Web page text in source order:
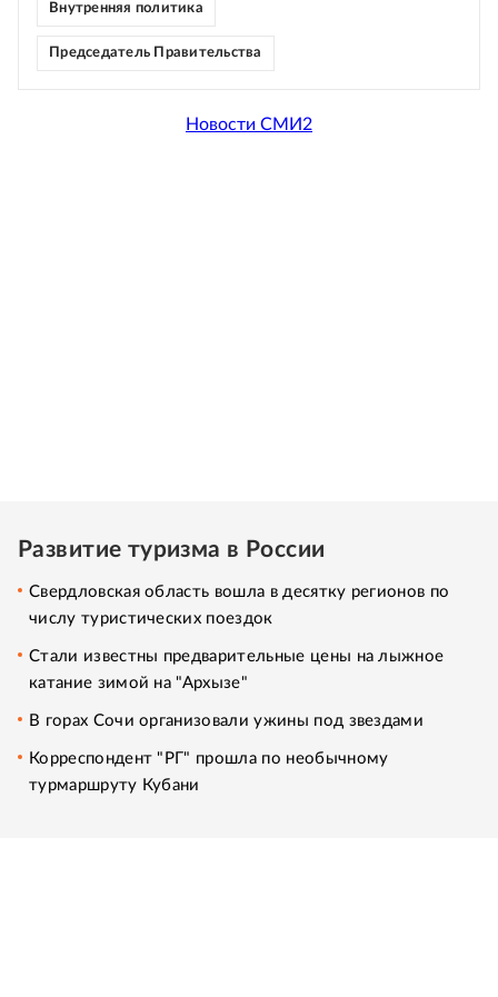
Внутренняя политика
Председатель Правительства
Новости СМИ2
Развитие туризма в России
Свердловская область вошла в десятку регионов по
числу туристических поездок
Стали известны предварительные цены на лыжное
катание зимой на "Архызе"
В горах Сочи организовали ужины под звездами
Корреспондент "РГ" прошла по необычному
турмаршруту Кубани